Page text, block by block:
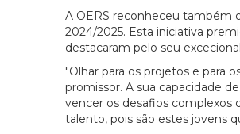
A OERS reconheceu também
2024/2025. Esta iniciativa
destacaram pelo seu
"Olhar para os projetos e para
promissor. A sua capacidade
vencer os desafios complexos
talento, pois são estes jovens